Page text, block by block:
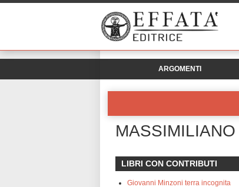
ARGOMENTI
LIBRI CON CONTRIBUTI
Giovanni Minzoni terra incognita